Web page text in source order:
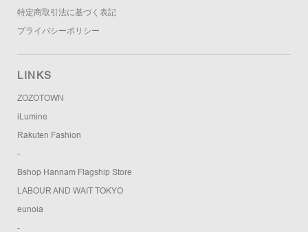
特定商取引法に基づく表記
プライバシーポリシー
LINKS
ZOZOTOWN
iLumine
Rakuten Fashion
-
Bshop Hannam Flagship Store
LABOUR AND WAIT TOKYO
eunoia
-